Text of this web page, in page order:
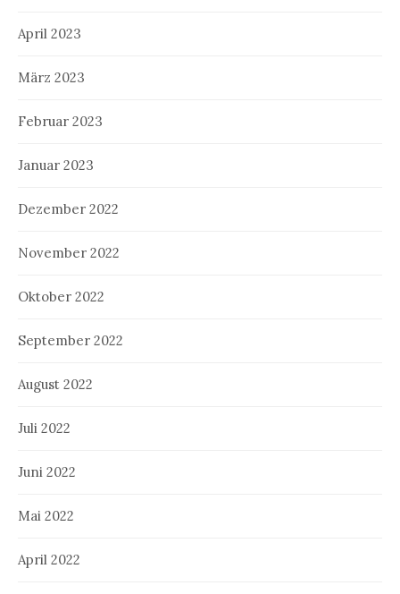
April 2023
März 2023
Februar 2023
Januar 2023
Dezember 2022
November 2022
Oktober 2022
September 2022
August 2022
Juli 2022
Juni 2022
Mai 2022
April 2022